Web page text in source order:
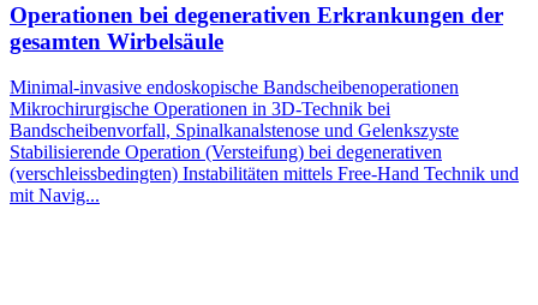
Operationen bei degenerativen Erkrankungen der
gesamten Wirbelsäule
Minimal-invasive endoskopische Bandscheibenoperationen
Mikrochirurgische Operationen in 3D-Technik bei
Bandscheibenvorfall, Spinalkanalstenose und Gelenkszyste
Stabilisierende Operation (Versteifung) bei degenerativen
(verschleissbedingten) Instabilitäten mittels Free-Hand Technik und
mit Navig...